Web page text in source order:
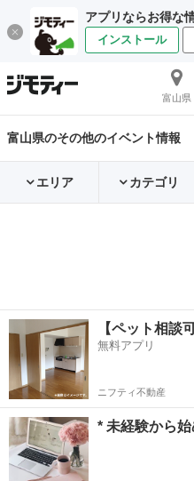
アプリならお得な
インストール
富山県
富山県のその他のイベント情報
エリア カテゴリ
【ペット相談
無料アプリ
ニフティ不動産
* 未経験から